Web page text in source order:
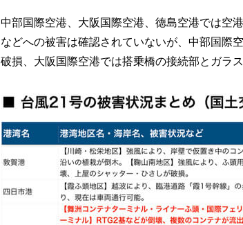
中部国際空港、大阪国際空港、徳島空港では空
などへの被害は確認されていないが、中部国際
破損、大阪国際空港では搭乗橋の接続部とガラス